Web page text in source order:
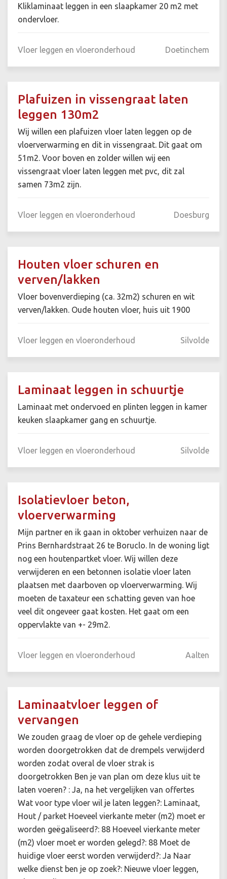
Kliklaminaat leggen in een slaapkamer 20 m2 met
ondervloer.
Vloer leggen en vloeronderhoud Doetinchem
Plafuizen in vissengraat laten
leggen 130m2
Wij willen een plafuizen vloer laten leggen op de
vloerverwarming en dit in vissengraat. Dit gaat om
51m2. Voor boven en zolder willen wij een
vissengraat vloer laten leggen met pvc, dit zal
samen 73m2 zijn.
Vloer leggen en vloeronderhoud Doesburg
Houten vloer schuren en
verven/lakken
Vloer bovenverdieping (ca. 32m2) schuren en wit
verven/lakken. Oude houten vloer, huis uit 1900
Vloer leggen en vloeronderhoud Silvolde
Laminaat leggen in schuurtje
Laminaat met ondervoed en plinten leggen in kamer
keuken slaapkamer gang en schuurtje.
Vloer leggen en vloeronderhoud Silvolde
Isolatievloer beton,
vloerverwarming
Mijn partner en ik gaan in oktober verhuizen naar de
Prins Bernhardstraat 26 te Boruclo. In de woning ligt
nog een houtenpartket vloer. Wij willen deze
verwijderen en een betonnen isolatie vloer laten
plaatsen met daarboven op vloerverwarming. Wij
moeten de taxateur een schatting geven van hoe
veel dit ongeveer gaat kosten. Het gaat om een
oppervlakte van +- 29m2.
Vloer leggen en vloeronderhoud Aalten
Laminaatvloer leggen of
vervangen
We zouden graag de vloer op de gehele verdieping
worden doorgetrokken dat de drempels verwijderd
worden zodat overal de vloer strak is
doorgetrokken Ben je van plan om deze klus uit te
laten voeren? : Ja, na het vergelijken van offertes
Wat voor type vloer wil je laten leggen?: Laminaat,
Hout / parket Hoeveel vierkante meter (m2) moet er
worden geëgaliseerd?: 88 Hoeveel vierkante meter
(m2) vloer moet er worden gelegd?: 88 Moet de
huidige vloer eerst worden verwijderd?: Ja Naar
welke dienst ben je op zoek?: Nieuwe vloer leggen,